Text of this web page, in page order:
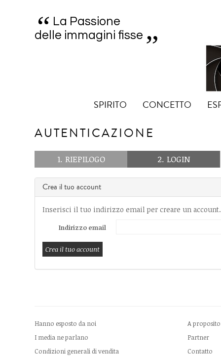
“ La Passione
delle immagini fisse „
SPIRITO CONCETTO
AUTENTICAZIONE
1. RIEPILOGO 2. LOGIN
Crea il tuo account
Inserisci il tuo indirizzo email per creare un
Indirizzo email
Hanno esposto da noi
I media ne parlano
Condizioni generali di vendita
A proposito
Partner
Contatto